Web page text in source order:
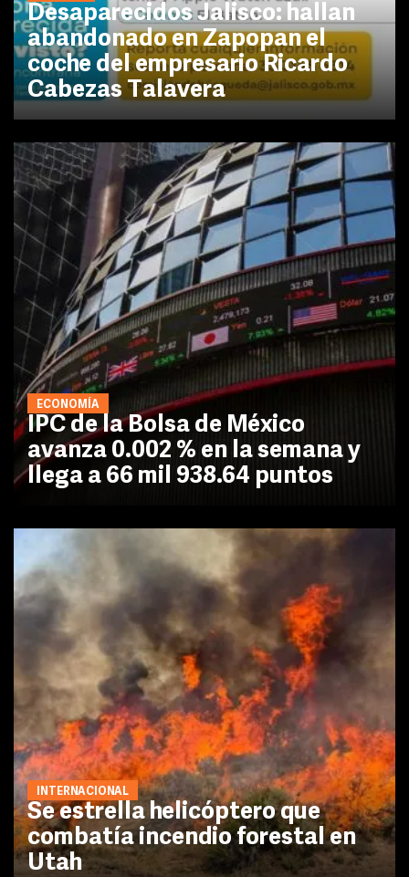
Desaparecidos Jalisco: hallan
abandonado en Zapopan el
coche del empresario Ricardo
Cabezas Talavera
ECONOMÍA
IPC de la Bolsa de México
avanza 0.002 % en la semana y
llega a 66 mil 938.64 puntos
INTERNACIONAL
Se estrella helicóptero que
combatía incendio forestal en
Utah